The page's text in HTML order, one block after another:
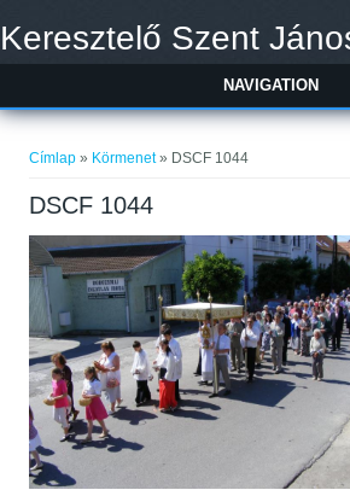
Keresztelő Szent
NAVIGATION
Címlap » Körmenet» DSCF 1044
DSCF 1044